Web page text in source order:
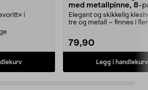
i
med metallpinne, 8-
Elegant og skikkelig
tre og metall – finnes i
79,90
Legg i handlekurv